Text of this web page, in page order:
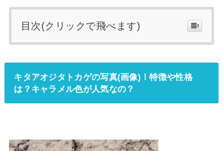
目次(クリックで飛べます)
キタアオジタトカゲの写真(画像)！特徴や性格
は？キャラメル色が人気なの？